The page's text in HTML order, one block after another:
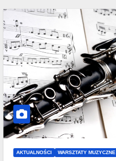
AKTUALNOŚCI WARSZTATY MUZYCZNE